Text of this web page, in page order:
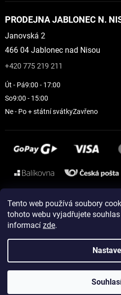
Tento web používá soubory
tohoto webu vyjadřujete
informací zde.
PRODEJNA JABLONEC N.
Janovská 2
466 04 Jablonec nad Nisou
+420 775 219 211
Út - Pá9:00 - 17:00
So9:00 - 15:00
Ne - Po + státní svátkyZavřeno
Instagram
Vytvořil
Copyright 2026ELEVEN
Upravit